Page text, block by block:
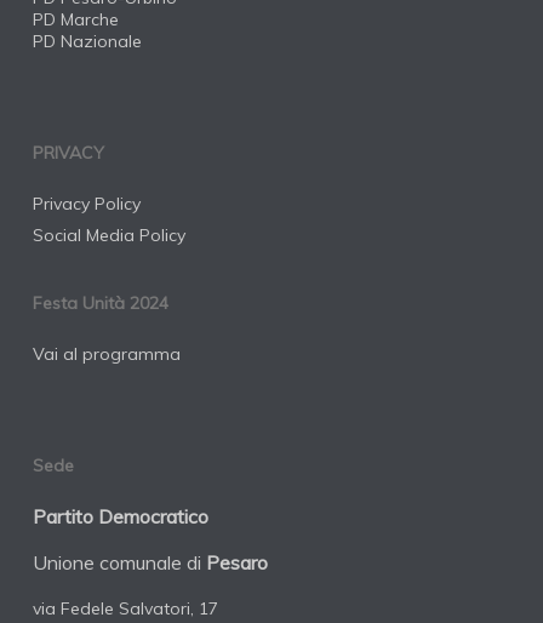
PD Marche
PD Nazionale
PRIVACY
Privacy Policy
Social Media Policy
Festa Unità 2024
Vai al programma
Sede
Partito Democratico
Unione comunale di Pesaro
via Fedele Salvatori, 17